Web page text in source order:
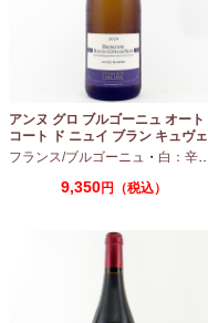
アンヌ グロ ブルゴーニュ オート
コート ド ニュイ ブラン キュヴェ
マリーヌ 2024 750ml
フランス/ブルゴーニュ ・ 白：辛口
9,350円（税込）